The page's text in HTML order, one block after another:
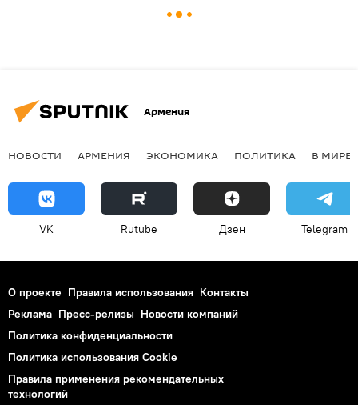
Армения
НОВОСТИ АРМЕНИЯ ЭКОНОМИКА ПОЛИТИКА В МИРЕ
VK Rutube Дзен Telegram
О проекте Правила использования Контакты
Реклама Пресс-релизы Новости компаний
Политика конфиденциальности
Политика использования Cookie
Правила применения рекомендательных
технологий